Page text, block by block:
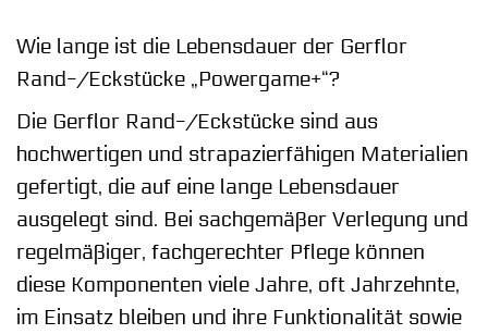
Wie lange ist die Lebensdauer der Gerflor
Rand-/Eckstücke „Powergame+“?
Die Gerflor Rand-/Eckstücke sind aus
hochwertigen und strapazierfähigen Materialien
gefertigt, die auf eine lange Lebensdauer
ausgelegt sind. Bei sachgemäßer Verlegung und
regelmäßiger, fachgerechter Pflege können
diese Komponenten viele Jahre, oft Jahrzehnte,
im Einsatz bleiben und ihre Funktionalität sowie